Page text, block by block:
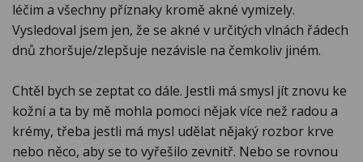
léčim a všechny příznaky kromě akné vymizely.
Vysledoval jsem jen, že se akné v určitých vlnách řádech
dnů zhoršuje/zlepšuje nezávisle na čemkoliv jiném.
Chtěl bych se zeptat co dále. Jestli má smysl jít znovu ke
kožní a ta by mě mohla pomoci nějak více než radou a
krémy, třeba jestli má mysl udělat nějaký rozbor krve
nebo něco, aby se to vyřešilo zevnitř. Nebo se rovnou